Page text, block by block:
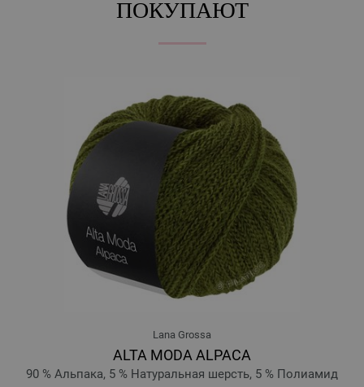
ПОКУПАЮТ
Lana Grossa
ALTA MODA ALPACA
90 % Альпака, 5 % Натуральная шерсть, 5 % Полиамид